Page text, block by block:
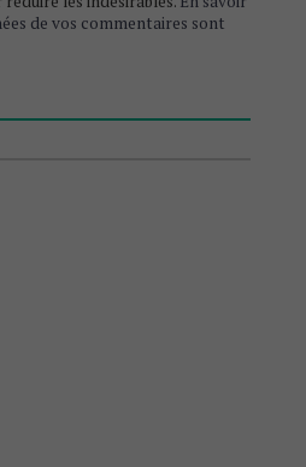
de vos commentaires sont